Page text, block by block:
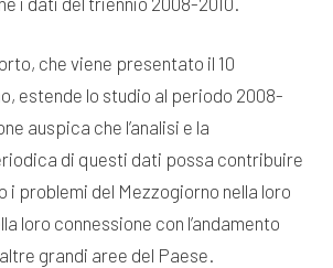
che viene presentato il 10
estende lo studio al periodo 2008-
auspica che l’analisi e la
di questi dati possa contribuire
i problemi del Mezzogiorno nella loro
loro connessione con l’andamento
grandi aree del Paese.